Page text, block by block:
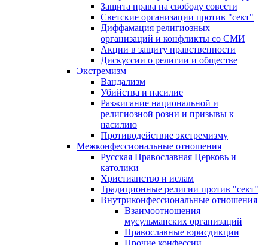
Защита права на свободу совести
Светские организации против "сект"
Диффамация религиозных
организаций и конфликты со СМИ
Акции в защиту нравственности
Дискуссии о религии и обществе
Экстремизм
Вандализм
Убийства и насилие
Разжигание национальной и
религиозной розни и призывы к
насилию
Противодействие экстремизму
Межконфессиональные отношения
Русская Православная Церковь и
католики
Христианство и ислам
Традиционные религии против "сект"
Внутриконфессиональные отношения
Взаимоотношения
мусульманских организаций
Православные юрисдикции
Прочие конфессии